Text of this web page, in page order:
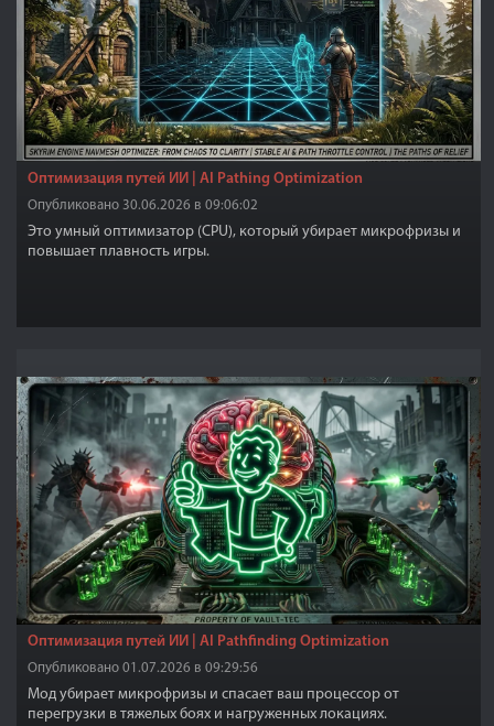
Оптимизация путей ИИ | AI Pathing Optimization
Опубликовано 30.06.2026 в 09:06:02
Это умный оптимизатор (CPU), который убирает микрофризы и
повышает плавность игры.
Оптимизация путей ИИ | AI Pathfinding Optimization
Опубликовано 01.07.2026 в 09:29:56
Мод убирает микрофризы и спасает ваш процессор от
перегрузки в тяжелых боях и нагруженных локациях.